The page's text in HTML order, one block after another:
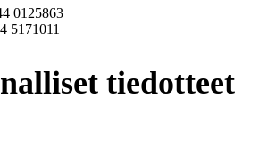
0125863
5171011
tiedotteet